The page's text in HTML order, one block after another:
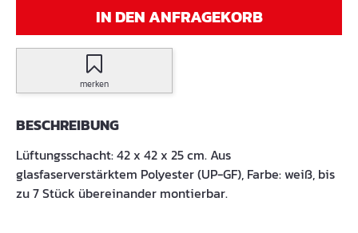
IN DEN ANFRAGEKORB
merken
BESCHREIBUNG
Lüftungsschacht: 42 x 42 x 25 cm. Aus
glasfaserverstärktem Polyester (UP-GF), Farbe: weiß, bis
zu 7 Stück übereinander montierbar.